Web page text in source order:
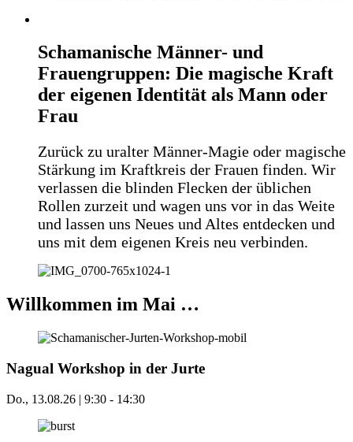
Schamanische Männer- und
Frauengruppen: Die magische Kraft
der eigenen Identität als Mann oder
Frau
Zurück zu uralter Männer-Magie oder magische
Stärkung im Kraftkreis der Frauen finden. Wir
verlassen die blinden Flecken der üblichen
Rollen zurzeit und wagen uns vor in das Weite
und lassen uns Neues und Altes entdecken und
uns mit dem eigenen Kreis neu verbinden.
Willkommen im Mai …
Nagual Workshop in der Jurte
Do., 13.08.26 | 9:30 - 14:30